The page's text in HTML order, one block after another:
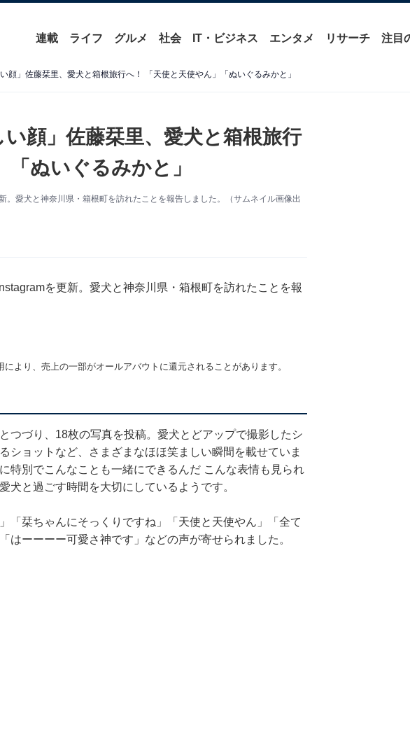
連載 ライフ グルメ 社会 IT・ビジネス エンタメ リサーチ 注目
顔」佐藤栞里、愛犬と箱根旅行へ！ 「天使と天使やん」「ぬいぐるみかと」
い顔」佐藤栞里、愛犬と箱根旅行
ぬいぐるみかと」
愛犬と神奈川県・箱根町を訪れたことを報告しました。（サムネイル画像出
を更新。愛犬と神奈川県・箱根町を訪れたことを報
より、売上の一部がオールアバウトに還元されることがあります。
つづり、18枚の写真を投稿。愛犬とどアップで撮影したシ
ショットなど、さまざまなほほ笑ましい瞬間を載せていま
特別でこんなことも一緒にできるんだ こんな表情も見られ
犬と過ごす時間を大切にしているようです。
「栞ちゃんにそっくりですね」「天使と天使やん」「全て
はーーーー可愛さ神です」などの声が寄せられました。